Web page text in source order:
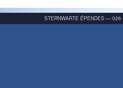
STERNWARTE ÉPENDES—026